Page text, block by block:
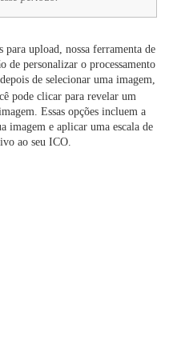
upload, nossa ferramenta de
de personalizar o processamento
de selecionar uma imagem,
pode clicar para revelar um
Essas opções incluem a
imagem e aplicar uma escala de
ao seu ICO.